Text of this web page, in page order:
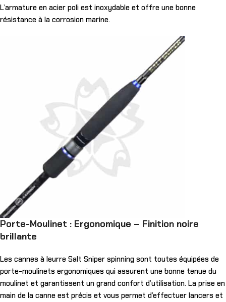
L’armature en acier poli est inoxydable et offre une bonne
résistance à la corrosion marine.
Porte-Moulinet : Ergonomique – Finition noire
brillante
Les cannes à leurre Salt Sniper spinning sont toutes équipées de
porte-moulinets ergonomiques qui assurent une bonne tenue du
moulinet et garantissent un grand confort d’utilisation. La prise en
main de la canne est précis et vous permet d’effectuer lancers et